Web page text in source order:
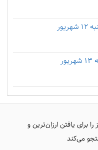
۱۲ شهریور
برای یافتن ارزان‌ترین و
می‌کند